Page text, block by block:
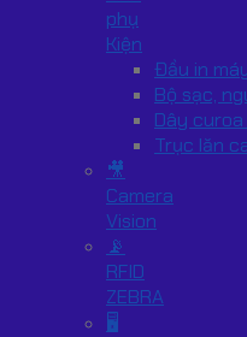
phụ
Kiện
Đầu in
Bộ sạc,
Dây
Trục lăn
🎥
Camera
Vision
📡
RFID
ZEBRA
🖥️